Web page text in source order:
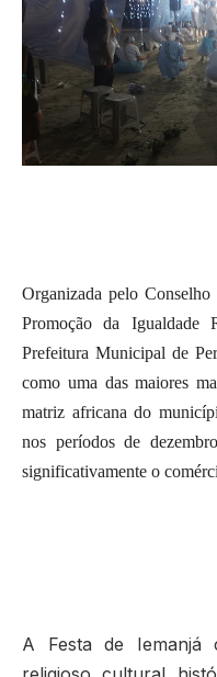
Organizada pelo
Promoção da Igualdade
Prefeitura Municipal de
como uma das maiores
matriz africana do
nos períodos de
significativamente o
A Festa de Iemanjá